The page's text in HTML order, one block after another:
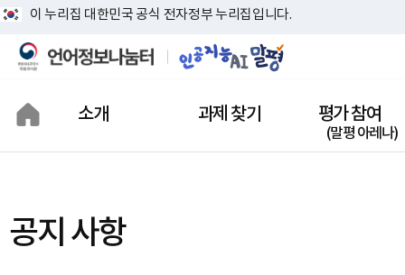
이 누리집 대한민국 공식 전자정부 누리집입니다.
소개
상징 소개
과제 찾기 평가 참여
(말평 아레나)
공지 사항